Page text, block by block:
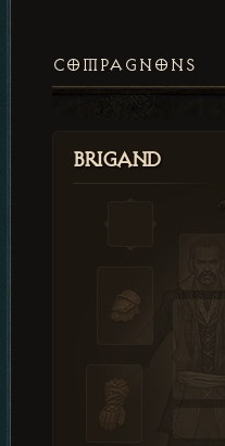
COMPAGNONS
Brigand